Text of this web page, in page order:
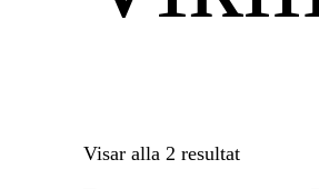
Visar alla 2 resultatSortera